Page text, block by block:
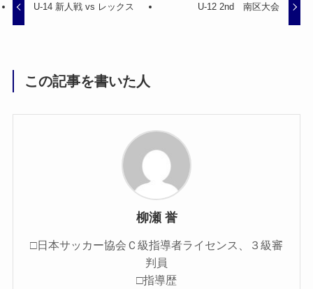
U-14 新人戦 vs レックス U-12 2nd 南区大会
この記事を書いた人
柳瀬 誉
□日本サッカー協会Ｃ級指導者ライセンス、３級審
判員
□指導歴